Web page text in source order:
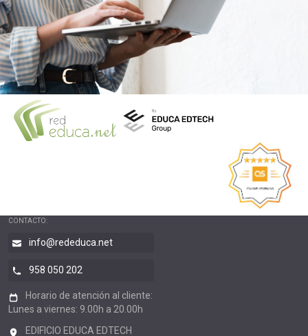
CONTACTO:
info@rededuca.net
958 050 202
Horario de atención al cliente:
Lunes a viernes: 9.00h a 20.00h
EDIFICIO EDUCA EDTECH